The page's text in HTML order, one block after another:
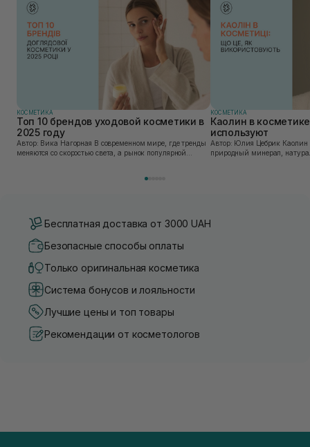
КОСМЕТИКА
Топ 10 брендов уходовой косметики в
2025 году
Автор: Вика Нагорная В современном мире, где тренды
меняются со скоростью света, а рынок популярной
КОСМЕТИКА
Каолин в
используют
Автор: Юлия Цебрик Каолин в косметологии – это
природный минерал,
Бесплатная доставка от 3000 UAH
Безопасные способы оплаты
Только оригинальная косметика
Система бонусов и лояльности
Лучшие цены и топ товары
Рекомендации от косметологов